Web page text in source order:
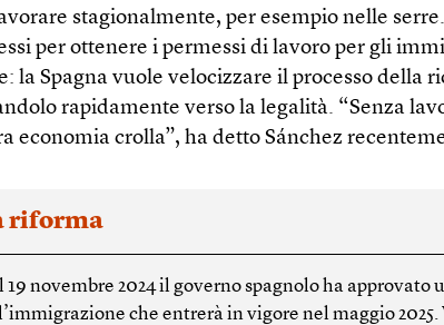
stagionalmente, per esempio nelle
per ottenere i permessi di lavoro per gli
la Spagna vuole velocizzare il processo della
rapidamente verso la legalità. “Senza
economia crolla”, ha detto Sánchez
riforma
19 novembre 2024 il governo spagnolo ha approvato
che entrerà in vigore nel maggio